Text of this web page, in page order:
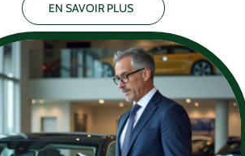
EN SAVOIR PLUS